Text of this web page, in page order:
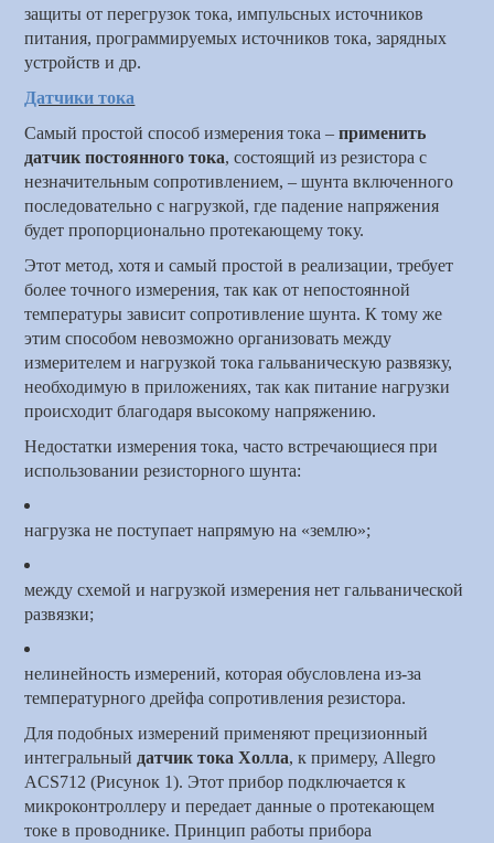
защиты от перегрузок тока,импульсныхисточников
питания, программируемых источников тока, зарядных
устройств и др.
Датчики тока
Самый простой способ измерения тока –применить
датчик постоянного тока, состоящий из резистора с
незначительным сопротивлением, – шунтавключенного
последовательно с нагрузкой, где падение напряжения
будет пропорционально протекающему току.
Этот метод, хотя и самый простой в реализации, требует
более точного измерения, так как от непостоянной
температуры зависит сопротивление шунта. К тому же
этим способом невозможно организовать между
измерителем и нагрузкой тока гальваническую развязку,
необходимую в приложениях, так как питание нагрузки
происходит благодаря высокому напряжению.
Недостатки измерения тока, часто встречающиеся при
использовании резисторного шунта:
нагрузка не поступает напрямую на «землю»;
между схемой и нагрузкой измерения нет гальванической
развязки;
нелинейность измерений, которая обусловлена из-за
температурного дрейфа сопротивления резистора.
Для подобных измерений применяют прецизионный
интегральный датчик тока Холла, к примеру, Allegro
ACS712 (Рисунок 1). Этот прибор подключается к
микроконтроллеру и передает данные о протекающем
токе в проводнике. Принцип работы прибора